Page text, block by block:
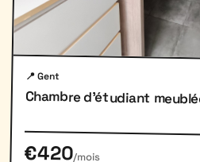
📍 Gent
Chambre d'étudiant
€420/mois